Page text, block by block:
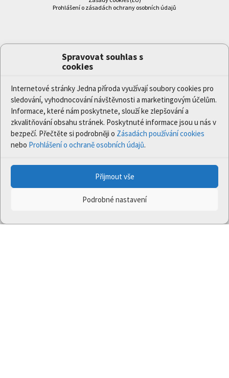
Spravovat souhlas s
cookies
Internetové stránky Jedna příroda využívají soubory cookies pro
sledování, vyhodnocování návštěvnosti a marketingovým účelům.
Informace, které nám poskytnete, slouží ke zlepšování a
zkvalitňování obsahu stránek. Poskytnuté informace jsou u nás v
bezpečí. Přečtěte si podrobněji o Zásadách používání cookies
nebo Prohlášení o ochraně osobních údajů.
Přijmout vše
Podrobné nastavení
Prohlášení o zásadách ochrany osobních údajů